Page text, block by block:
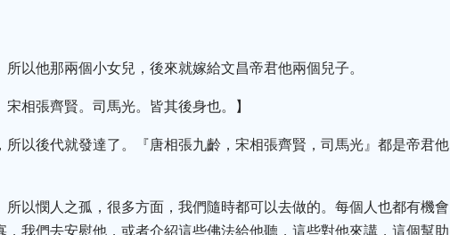
以他那兩個小女兒，後來就嫁給文昌帝君他兩個兒子。
相張齊賢。司馬光。皆其後身也。】
以後代就發達了。『唐相張九齡，宋相張齊賢，司馬光』都是帝君他
以憫人之孤，很多方面，我們隨時都可以去做的。每個人也都有機會
我們去安慰他，或者介紹這些佛法給他聽，這些對他來講，這個幫助